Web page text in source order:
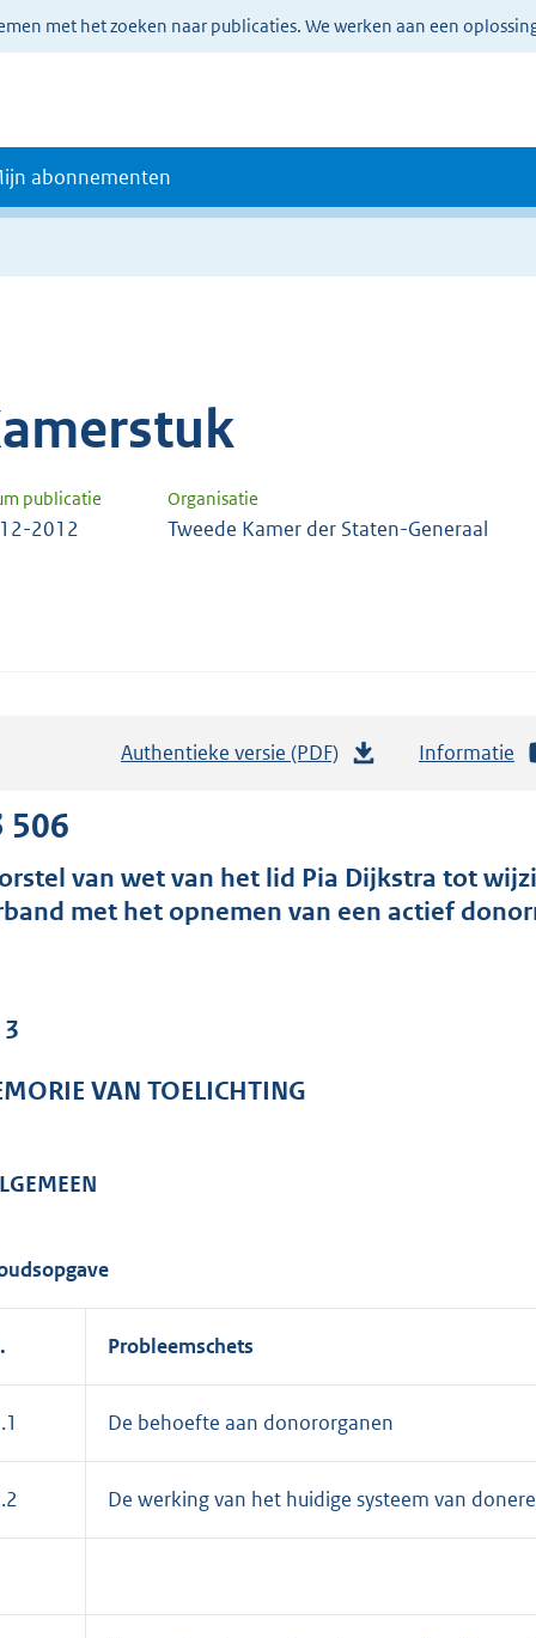
met het zoeken naar publicaties. We werken aan een
abonnementen
publicatie Organisatie
2012 Tweede Kamer der Staten-Generaal
Authentieke versie (PDF)
a
n
4
Informatie
506
van wet van het lid Pia Dijkstra tot
met het opnemen van een actief
3
VAN TOELICHTING
Probleemschets
De behoefte aan donororganen
De werking van het huidige systeem van